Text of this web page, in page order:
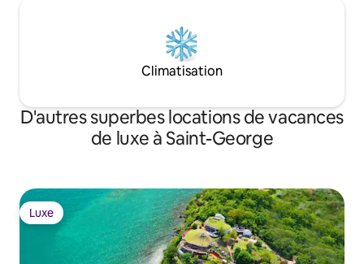
Climatisation
D'autres superbes locations de vacances
de luxe à Saint-George
Luxe
Luxe